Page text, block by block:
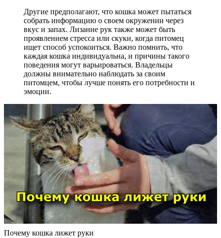
Другие предполагают, что кошка может пытаться
собрать информацию о своем окружении через
вкус и запах. Лизание рук также может быть
проявлением стресса или скуки, когда питомец
ищет способ успокоиться. Важно помнить, что
каждая кошка индивидуальна, и причины такого
поведения могут варьироваться. Владельцы
должны внимательно наблюдать за своим
питомцем, чтобы лучше понять его потребности и
эмоции.
Почему кошка лижет руки